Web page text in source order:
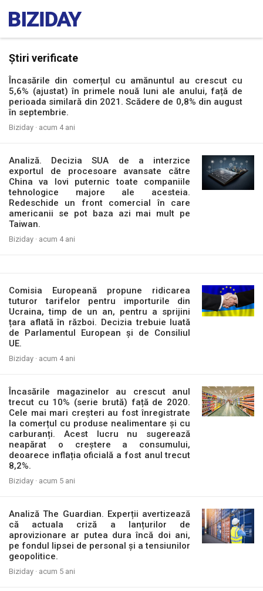
Știri verificate
Încasările din comerțul cu amănuntul au crescut cu
5,6% (ajustat) în primele nouă luni ale anului, față de
perioada similară din 2021. Scădere de 0,8% din august
în septembrie.
Biziday · acum 4 ani
Analiză. Decizia SUA de a interzice
exportul de procesoare avansate către
China va lovi puternic toate companiile
tehnologice majore ale acesteia.
Redeschide un front comercial în care
americanii se pot baza azi mai mult pe
Taiwan.
Biziday · acum 4 ani
Comisia Europeană propune ridicarea
tuturor tarifelor pentru importurile din
Ucraina, timp de un an, pentru a sprijini
țara aflată în război. Decizia trebuie luată
de Parlamentul European și de Consiliul
UE.
Biziday · acum 4 ani
Încasările magazinelor au crescut anul
trecut cu 10% (serie brută) față de 2020.
Cele mai mari creșteri au fost înregistrate
la comerțul cu produse nealimentare și cu
carburanți. Acest lucru nu sugerează
neapărat o creștere a consumului,
deoarece inflația oficială a fost anul trecut
8,2%.
Biziday · acum 5 ani
Analiză The Guardian. Experții avertizează
că actuala criză a lanțurilor de
aprovizionare ar putea dura încă doi ani,
pe fondul lipsei de personal și a tensiunilor
geopolitice.
Biziday · acum 5 ani